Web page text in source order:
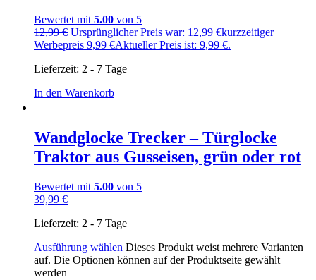
Bewertet mit5.00 von 5
12,99€ Ursprünglicher Preis war: 12,99 €kurzzeitiger
Werbepreis 9,99 €Aktueller Preis ist: 9,99 €.
Lieferzeit: 2 - 7 Tage
In den Warenkorb
Wandglocke Trecker – Türglocke
Traktor aus Gusseisen, grün oder rot
Bewertet mit 5.00 von 5
39,99 €
Lieferzeit: 2 - 7 Tage
Ausführung wählen Dieses Produkt weist mehrere Varianten
auf. Die Optionen können auf der Produktseite gewählt
werden